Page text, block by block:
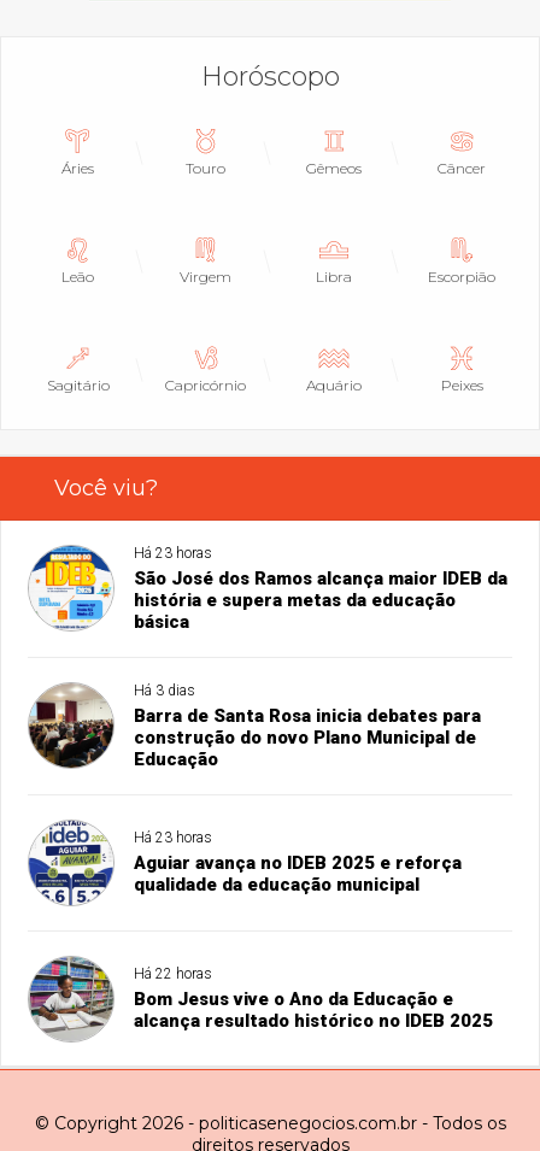
Horóscopo
Áries Touro Gêmeos Câncer
Leão Virgem Libra Escorpião
Sagitário Capricórnio Aquário Peixes
Você viu?
Há 23 horas
São José dos Ramos alcança maior IDEB da
história e supera metas da educação
básica
Há 3 dias
Barra de Santa Rosa inicia debates para
construção do novo Plano Municipal de
Educação
Há 23 horas
Aguiar avança no IDEB 2025 e reforça
qualidade da educação municipal
Há 22 horas
Bom Jesus vive o Ano da Educação e
alcança resultado histórico no IDEB 2025
© Copyright 2026 - politicasenegocios.com.br - Todos os
direitos reservados